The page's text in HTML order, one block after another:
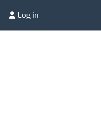
Log in